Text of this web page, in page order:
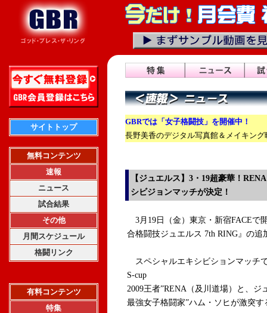
サイトトップ
無料コンテンツ
速報
ニュース
試合結果
その他
月間スケジュール
格闘リンク
有料コンテンツ
特集
GBRでは「女子格闘技」を開催中！
長野美香のデジタル写真館＆メイキン
【ジュエルス】3・19超豪華！
シビジョンマッチが決定！
3月19日（金）東京・新宿FACEで
合格闘技ジュエルス 7th RING』の
スペシャルエキシビションマッチ
S-cup
2009王者”RENA（及川道場）と、
最強女子格闘家”ハム・ソヒが激突す